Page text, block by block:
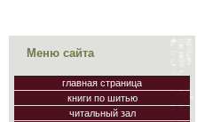
Меню сайта
главная страница
книги по шитью
читальный зал